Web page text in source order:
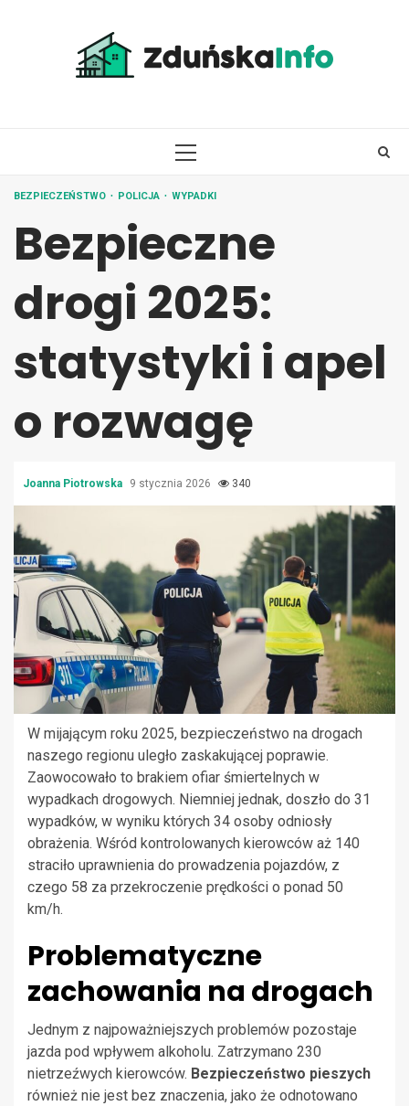
PRIMARY
BEZPIECZEŃSTWO POLICJA WYPADKI
Bezpieczne
drogi 2025:
statystyki i apel
o rozwagę
Joanna Piotrowska 9 stycznia 2026 340
W mijającym roku 2025, bezpieczeństwo na drogach
naszego regionu uległo zaskakującej poprawie.
Zaowocowało to brakiem ofiar śmiertelnych w
wypadkach drogowych. Niemniej jednak, doszło do 31
wypadków, w wyniku których 34 osoby odniosły
obrażenia. Wśród kontrolowanych kierowców aż 140
straciło uprawnienia do prowadzenia pojazdów, z
czego 58 za przekroczenie prędkości o ponad 50
km/h.
Problematyczne
zachowania na drogach
Jednym z najpoważniejszych problemów pozostaje
jazda pod wpływem alkoholu. Zatrzymano 230
nietrzeźwych kierowców. Bezpieczeństwo pieszych
również nie jest bez znaczenia, jako że odnotowano